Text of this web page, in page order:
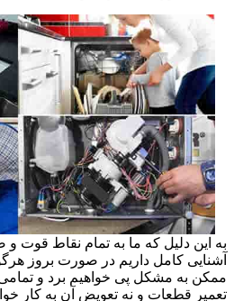
به این دلیل که ما به تمام نقاط
آشنایی کامل داریم در صورت بروز
ممکن به مشکل پی خواهیم برد و
تعمیر قطعات و نه تعویض آن به کار